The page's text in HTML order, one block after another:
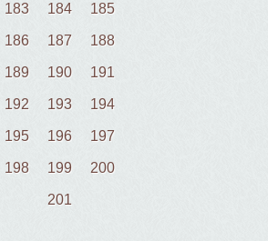
183 184 185
186 187 188
189 190 191
192 193 194
195 196 197
198 199 200
201